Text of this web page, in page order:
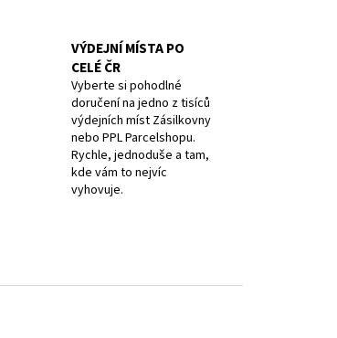
VÝDEJNÍ MÍSTA PO
CELÉ ČR
Vyberte si pohodlné
doručení na jedno z tisíců
výdejních míst Zásilkovny
nebo PPL Parcelshopu.
Rychle, jednoduše a tam,
kde vám to nejvíc
vyhovuje.